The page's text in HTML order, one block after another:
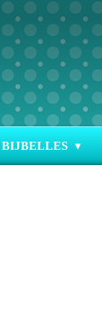
BIJBELLES